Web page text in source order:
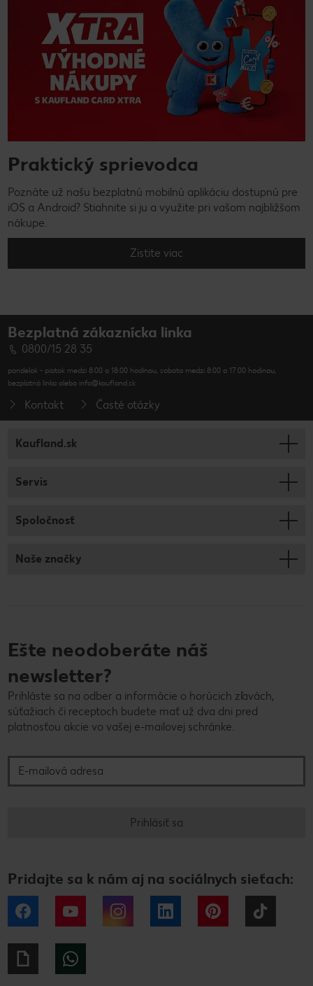
Praktický sprievodca
Poznáte už našu bezplatnú mobilnú aplikáciu dostupnú pre
iOS a Android? Stiahnite si ju a využite pri vašom najbližšom
nákupe.
Zistite viac
Bezplatná zákaznícka linka
0800/15 28 35
pondelok - piatok medzi 8:00 a 18:00 hodinou, sobota medzi 8:00 a 17:00 hodinou,
bezplatná linka alebo info@kaufland.sk
Kontakt Časté otázky
Kaufland.sk
Servis
Spoločnosť
Naše značky
Ešte neodoberáte náš
newsletter?
Prihláste sa na odber a informácie o horúcich zľavách,
súťažiach či receptoch budete mať už dva dni pred
platnosťou akcie vo vašej e-mailovej schránke.
Prihlásiť sa
Pridajte sa k nám aj na sociálnych sieťach:
Facebook YouTube Instagram LinkedIn Pinterest
Giphy